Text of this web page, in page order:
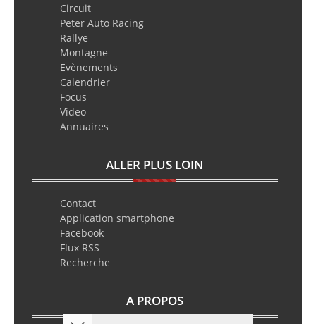
Circuit
Peter Auto Racing
Rallye
Montagne
Evènements
Calendrier
Focus
Video
Annuaires
ALLER PLUS LOIN
Contact
Application smartphone
Facebook
Flux RSS
Recherche
A PROPOS